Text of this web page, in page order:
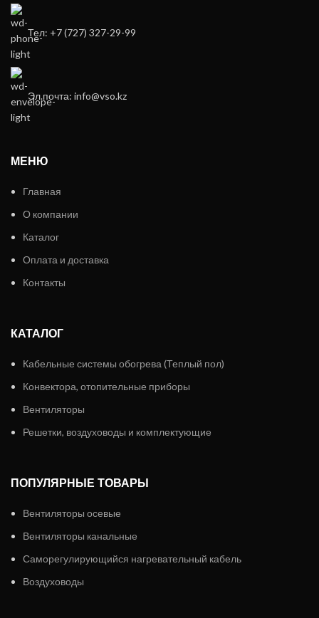
Тел: +7 (727) 327-29-99
Эл.почта: info@vso.kz
МЕНЮ
Главная
О компании
Каталог
Оплата и доставка
Контакты
КАТАЛОГ
Кабельные системы обогрева (Теплый пол)
Конвектора, отопительные приборы
Вентиляторы
Решетки, воздуховоды и комплектующие
ПОПУЛЯРНЫЕ ТОВАРЫ
Вентиляторы осевые
Вентиляторы канальные
Саморегулирующийся нагревательный кабель
Воздуховоды